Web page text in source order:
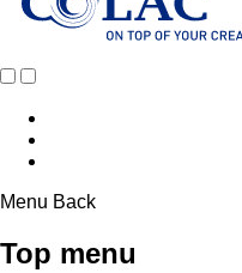
Menu Back
Top menu